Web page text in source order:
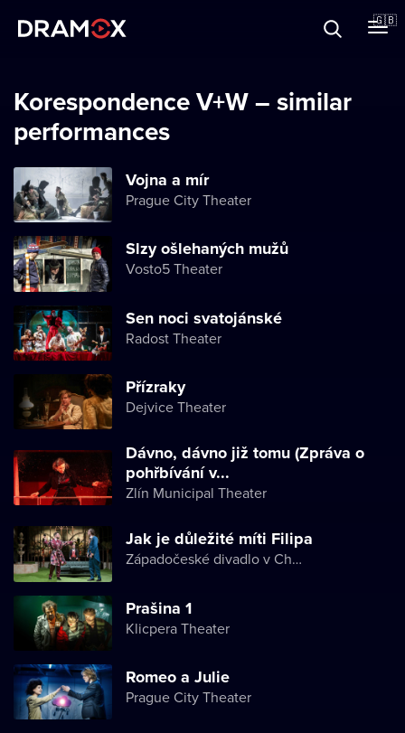
🇬🇧
Register
Korespondence V+W – similar
performances
Vojna a mír
Prague City Theater
Slzy ošlehaných mužů
Vosto5 Theater
Sen noci svatojánské
Radost Theater
Přízraky
Dejvice Theater
Dávno, dávno již tomu (Zpráva o
pohřbívání v...
Zlín Municipal Theater
Jak je důležité míti Filipa
Západočeské divadlo v Chebu
Prašina 1
Klicpera Theater
Romeo a Julie
Prague City Theater